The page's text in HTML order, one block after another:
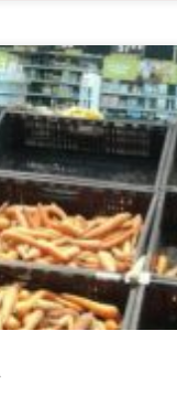
далеко не всі
подешевшали лише
А ось ціни на моркву,
– часом в півтора рази
Експерти заспокоюють:
овочі – стануть […]